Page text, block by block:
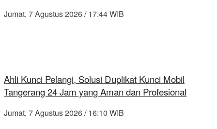
Jumat, 7 Agustus 2026 / 17:44 WIB
Ahli Kunci Pelangi, Solusi Duplikat Kunci Mobil
Tangerang 24 Jam yang Aman dan Profesional
Jumat, 7 Agustus 2026 / 16:10 WIB